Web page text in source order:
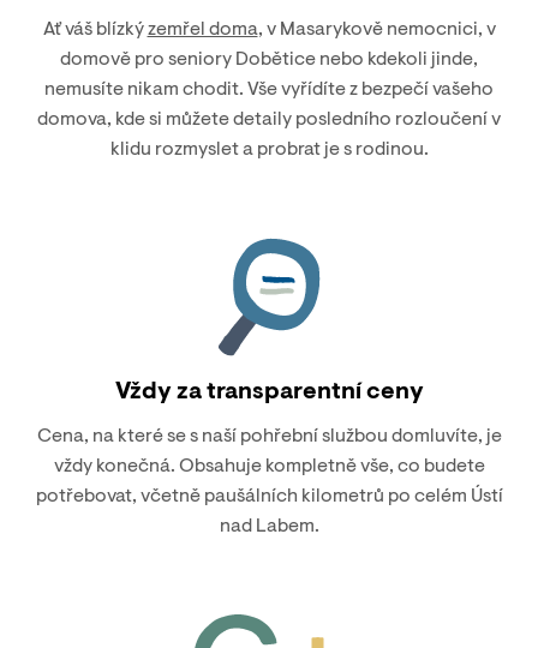
Ať váš blízkýzemřel doma, v Masarykově nemocnici, v
domově pro seniory Dobětice nebo kdekoli jinde,
nemusíte nikam chodit. Vše vyřídíte z bezpečí vašeho
domova, kde si můžete detaily posledního rozloučení v
klidu rozmyslet a probrat je s rodinou.
Vždy za transparentní ceny
Cena, na které se s naší pohřební službou domluvíte, je
vždy konečná. Obsahuje kompletně vše, co budete
potřebovat, včetně paušálních kilometrů po celém Ústí
nad Labem.